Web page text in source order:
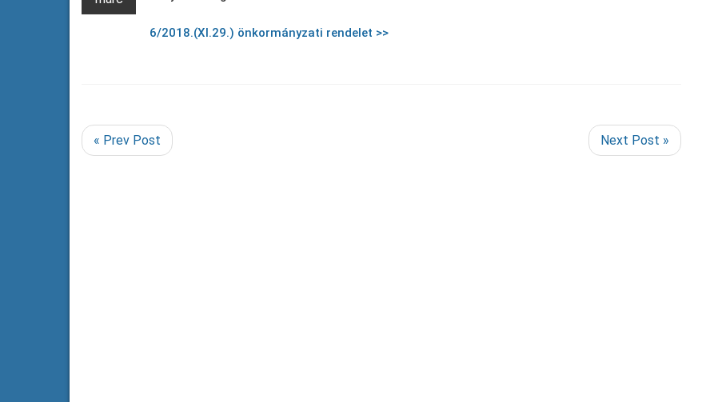
6/2018.(XI.29.) önkormányzati rendelet >>
« Prev Post Next Post »